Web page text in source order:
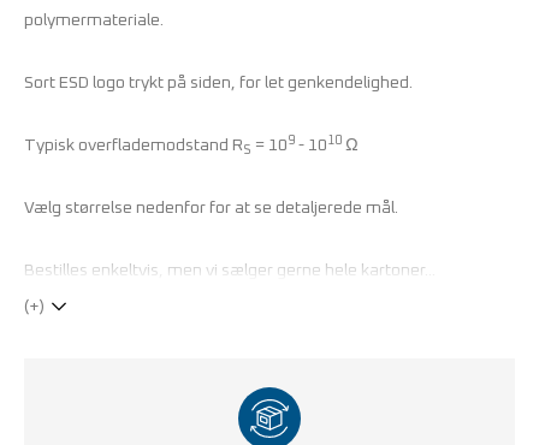
polymermateriale.
Sort ESD logo trykt på siden, for let genkendelighed.
Typisk overflademodstand R S = 10 9 - 10 10 Ω
Vælg størrelse nedenfor for at se detaljerede mål.
Bestilles enkeltvis, men vi sælger gerne hele kartoner...
(+)